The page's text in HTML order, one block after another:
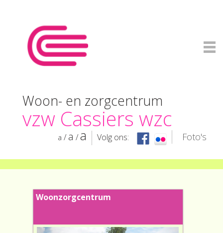
Woon- en zorgcentrum
vzw Cassiers wzc
a / a /a Volg ons:
Foto's
Woonzorgcentrum